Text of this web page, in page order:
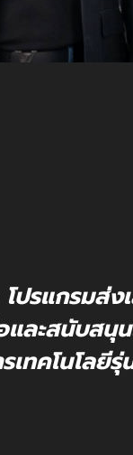
ปรแกรมส่
และสนับส
เทคโนโลยีรุ่